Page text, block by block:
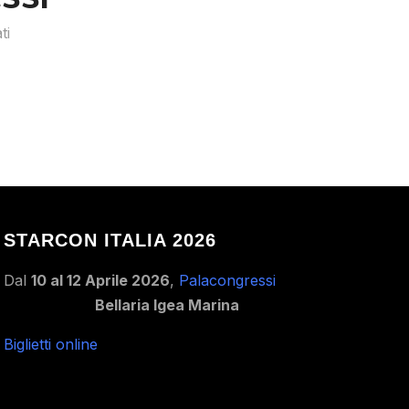
STARCON ITALIA 2026
Dal 10 al 12 Aprile 2026, Palacongressi
Bellaria Igea Marina
Biglietti online